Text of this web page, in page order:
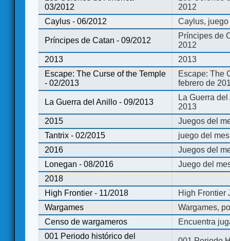
03/2012
2012
Caylus - 06/2012
Caylus,
Príncipes de Catan - 09/2012
Príncipes de
2012
2013
2013
Escape: The Curse of the Temple
- 02/2013
Escape: The
febrero de
La Guerra del Anillo - 09/2013
La Guerra
2013
2015
Juegos del
Tantrix - 02/2015
juego del
2016
Juegos del
Lonegan - 08/2016
Juego del
2018
High Frontier - 11/2018
High Frontier
Wargames
Wargames,
Censo de wargameros
Encuentra
001 Periodo histórico del